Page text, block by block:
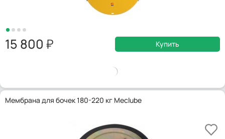
15 800 Купить
Мембрана для бочек 180-220 кг Meclube